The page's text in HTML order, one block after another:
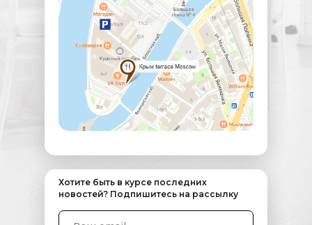
Хотите быть в курсе последних
новостей? Подпишитесь на рассылку